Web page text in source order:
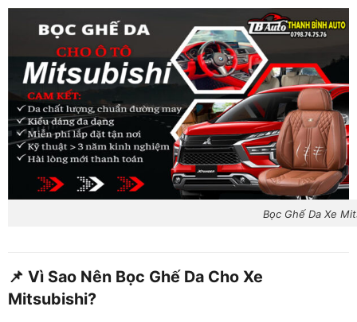
Bọc Ghế Da Xe
📌 Vì Sao Nên Bọc Ghế Da Cho Xe
Mitsubishi?